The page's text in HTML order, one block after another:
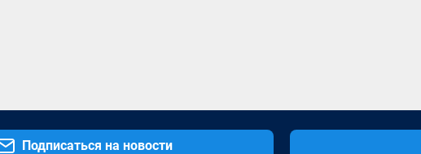
Подписаться на новости